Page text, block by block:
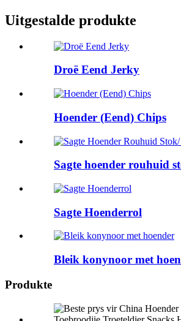
Uitgestalde produkte
Droë Eend Jerky
Hoender (Eend) Chips
Sagte hoender rouhuid
Sagte Hoenderrol
Bleik konynoor met
Produkte